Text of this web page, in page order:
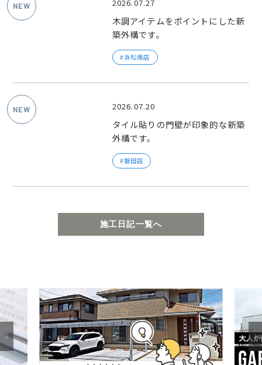
2026.07.27
木調アイテムをポイントにした新
築外構です。
浜松南店
2026.07.20
タイル貼りの門壁が印象的な新築
外構です。
磐田店
施工日記一覧へ